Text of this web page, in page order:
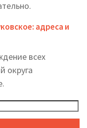
адреса и
всех
округа